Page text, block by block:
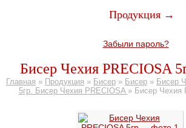
Продукция →
Забыли пароль?
Бисер Чехия PRECIOSA
Главная » Продукция » Бисер » Бисер » Бисер
5гр. Бисер Чехия PRECIOSA » Бисер Чехия